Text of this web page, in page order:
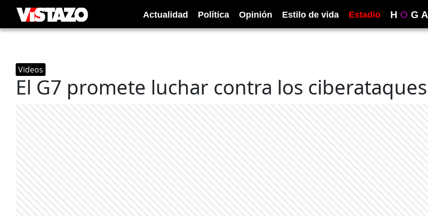
Actualidad Política Opinión Estilo de vida Estadio H O G A
Videos
El G7 promete luchar contra los ciberataques